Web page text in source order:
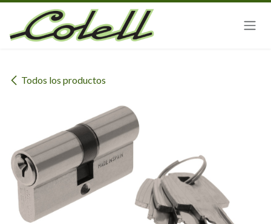
Ir al contenido
Todos los productos